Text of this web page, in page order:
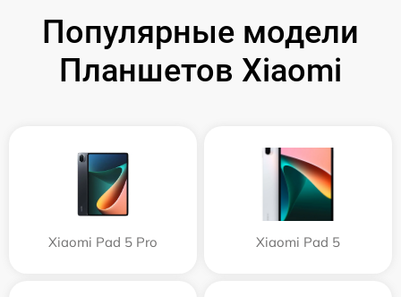
Популярные модели
Планшетов Xiaomi
Xiaomi Pad 5 Pro Xiaomi Pad 5